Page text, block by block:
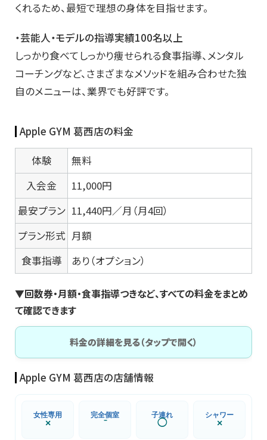
くれるため、最短で理想の身体を目指せます。
・芸能人・モデルの指導実績100名以上
しっかり食べてしっかり痩せられる食事指導、メンタル
コーチングなど、さまざまなメソッドを組み合わせた独
自のメニューは、業界でも好評です。
Apple GYM 葛西店の料金
体験
無料
入会金
11,000円
最安プラン 11,440円／月（月4回）
プラン形式 月額
食事指導
あり（オプション）
▼回数券・月額・食事指導つきなど、すべての料金をまとめ
て確認できます
料金の詳細を見る（タップで開く）
Apple GYM 葛西店の店舗情報
女性専用
×
完全個室
⁻
子連れ
◯
シャワー
×